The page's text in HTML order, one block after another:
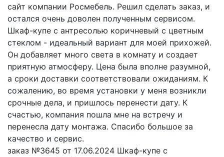
сайт компании Росмебель. Решил сделать заказ, и
остался очень доволен полученным сервисом.
Шкаф-купе с антресолью коричневый с цветным
стеклом - идеальный вариант для моей прихожей.
Он добавляет много света в комнату и создает
приятную атмосферу. Цена была вполне разумной,
а сроки доставки соответствовали ожиданиям. К
сожалению, во время установки у меня возникли
срочные дела, и пришлось перенести дату. К
счастью, компания пошла мне на встречу и
перенесла дату монтажа. Спасибо большое за
качество и сервис.
заказ №3645 от 17.06.2024 Шкаф-купе с